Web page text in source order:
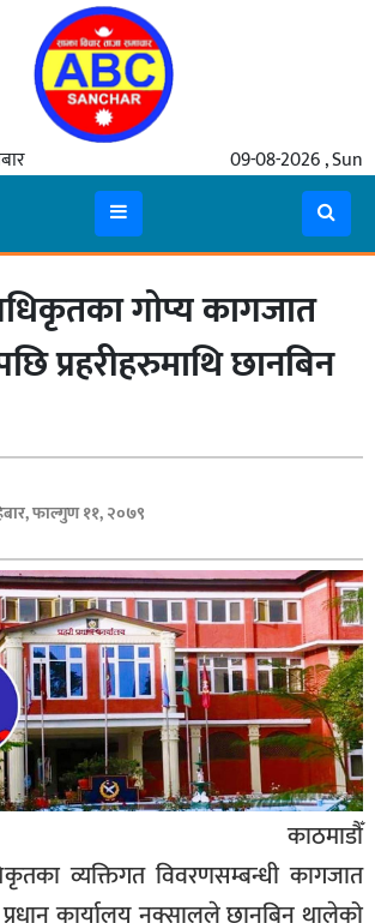
09-08-2026 , Sun
गोप्य कागजात
प्रहरीहरुमाथि छानबिन
फाल्गुण ११, २०७९
काठमाडौँ
व्यक्तिगत विवरणसम्बन्धी कागजात